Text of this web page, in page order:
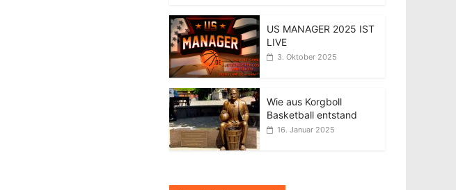
US MANAGER 2025 IST
LIVE
3. Oktober 2025
Wie aus Korgboll
Basketball entstand
16. Januar 2025